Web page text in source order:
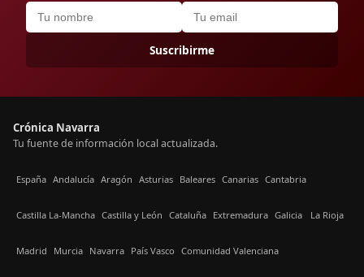
Suscribirme
Crónica Navarra
Tu fuente de información local actualizada.
España Andalucía Aragón Asturias Baleares Canarias Cantabria
Castilla La-Mancha Castilla y León Cataluña Extremadura Galicia La Rioja
Madrid Murcia Navarra País Vasco Comunidad Valenciana